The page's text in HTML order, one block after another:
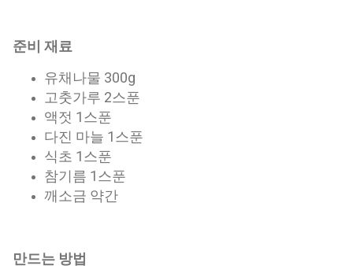
준비 재료
유채나물 300g
고춧가루 2스푼
액젓 1스푼
다진 마늘 1스푼
식초 1스푼
참기름 1스푼
깨소금 약간
만드는 방법